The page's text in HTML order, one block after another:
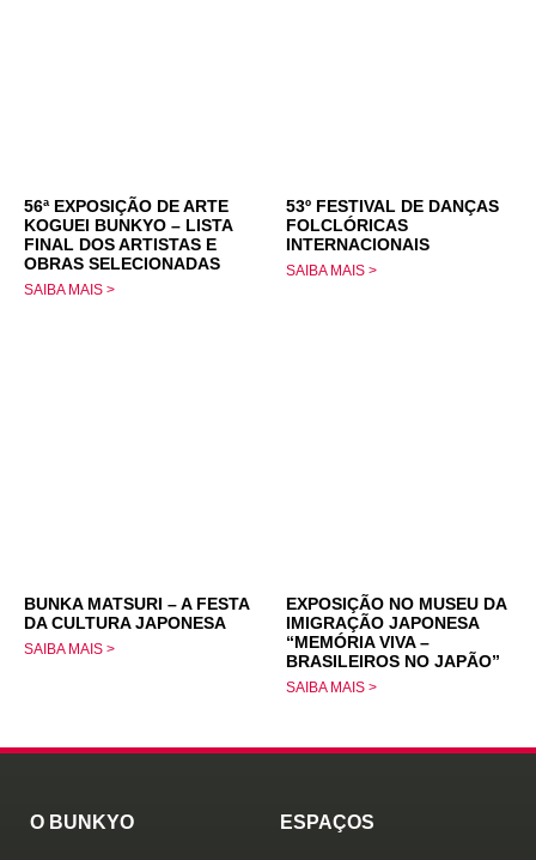
56ª EXPOSIÇÃO DE ARTE
KOGUEI BUNKYO – LISTA
FINAL DOS ARTISTAS E
OBRAS SELECIONADAS
SAIBA MAIS >
53º FESTIVAL DE DANÇAS
FOLCLÓRICAS
INTERNACIONAIS
SAIBA MAIS >
BUNKA MATSURI – A FESTA
DA CULTURA JAPONESA
SAIBA MAIS >
EXPOSIÇÃO NO MUSEU DA
IMIGRAÇÃO JAPONESA
“MEMÓRIA VIVA –
BRASILEIROS NO JAPÃO”
SAIBA MAIS >
O BUNKYO ESPAÇOS